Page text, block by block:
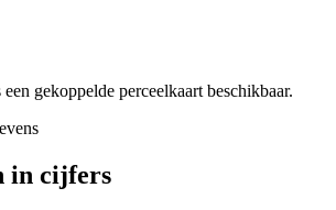
gekoppelde perceelkaart beschikbaar.
in cijfers